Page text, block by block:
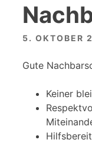
5. OKTOBER
Gute
Keiner